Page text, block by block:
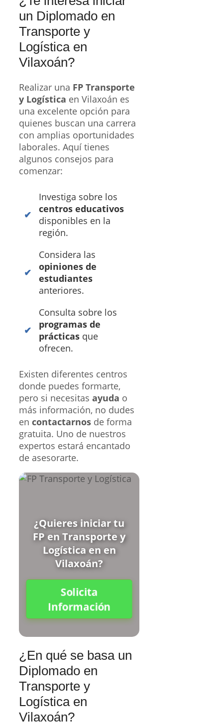
un Diplomado en
Transporte y
Logística en
Vilaxoán?
Realizar una FP Transporte
y Logística en Vilaxoán es
una excelente opción para
quienes buscan una carrera
con amplias oportunidades
laborales. Aquí tienes
algunos consejos para
comenzar:
Investiga sobre los
centros educativos
disponibles en la
región.
Considera las
opiniones de
estudiantes
anteriores.
Consulta sobre los
programas de
prácticas que
ofrecen.
Existen diferentes centros
donde puedes formarte,
pero si necesitas ayuda o
más información, no dudes
en contactarnos de forma
gratuita. Uno de nuestros
expertos estará encantado
de asesorarte.
¿Quieres iniciar tu
FP en Transporte y
Logística en en
Vilaxoán?
Solicita
Información
¿En qué se basa un
Diplomado en
Transporte y
Logística en
Vilaxoán?